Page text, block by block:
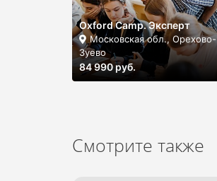
Oxford Camp. Эксперт
Московская обл., Орехово-
Зуево
84 990 руб.
Смотрите также